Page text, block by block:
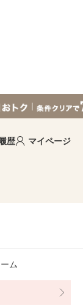
歴 マイページ
ム